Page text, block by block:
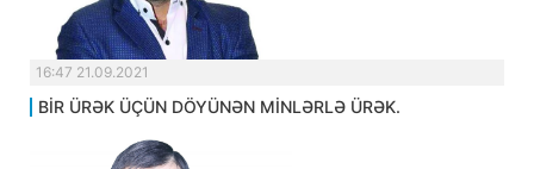
16:47 21.09.2021
BİR ÜRƏK ÜÇÜN DÖYÜNƏN MİNLƏRLƏ ÜRƏK.